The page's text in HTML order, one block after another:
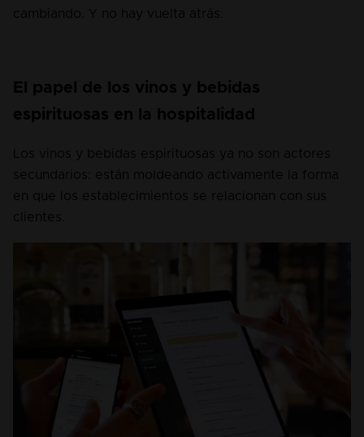
cambiando. Y no hay vuelta atrás.
El papel de los vinos y bebidas
espirituosas en la hospitalidad
Los vinos y bebidas espirituosas ya no son actores
secundarios: están moldeando activamente la forma
en que los establecimientos se relacionan con sus
clientes.